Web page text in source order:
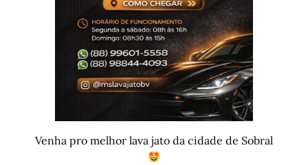
Venha pro melhor lava jato da cidade de Sobral